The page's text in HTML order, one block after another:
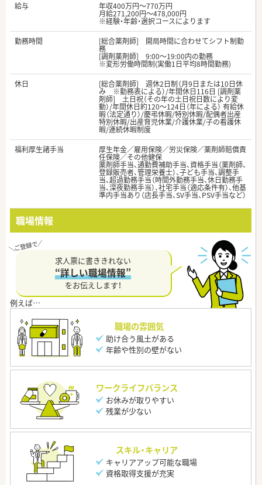
給与
年収400万円～770万円
月給271,200円～478,000円
※経験・年齢・選択コースによります
勤務時間
[総合薬剤師] 開局時間に合わせてシフト制勤
務
[調剤薬剤師] 9:00～19:00内の勤務
※変形労働時間制(実働1日平均8時間勤務)
休日
[総合薬剤師] 週休2日制（月9日または10日休
み ※勤務表による）/年間休日116日 [調剤薬
剤師] 土日祝（その年の土日祝日数により変
動）/年間休日約120～124日（年による） 有給休
暇（法定通り）/慶弔休暇/特別休暇/配偶者出産
特別休暇/出産育児休業/介護休業/子の看護休
暇/連続休暇制度
福利厚生諸手当
厚生年金／雇用保険／労災保険／薬剤師賠償責
任保険／その他健保
薬剤師手当、通勤費補助手当、資格手当（薬剤師、
登録販売者、管理栄養士）、子ども手当、調整手
当、超過勤務手当（時間外勤務手当、休日勤務手
当、深夜勤務手当）、社宅手当（適応条件有）、他基
準内手当あり（店長手当、SV手当、PSV手当など）
職場情報
求人票に書ききれない
“詳しい職場情報”
をお伝えします！
職場の雰囲気
助け合う風土がある
年齢や性別の壁がない
ワークライフバランス
お休みが取りやすい
残業が少ない
スキル・キャリア
キャリアアップ可能な職場
資格取得支援が充実